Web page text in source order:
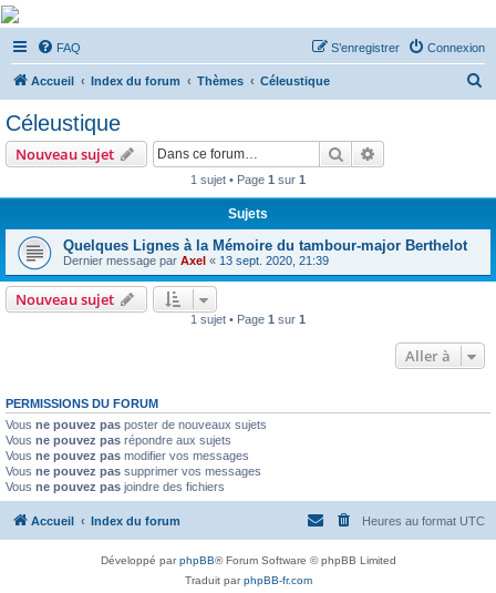
De Musicae Militari -
Forums
Forums de discussions
FAQ Connexion
S’enregistrer
Accueil Index du forum Thèmes Céleustique
Céleustique
Nouveau sujet Rechercher
1 sujet • Page 1 sur 1
Sujets
Quelques Lignes à la Mémoire du tambour-major Berthelot
Dernier message par Axel « 13 sept. 2020, 21:39
Nouveau sujet
1 sujet • Page 1 sur 1
Aller à
PERMISSIONS DU FORUM
Vous ne pouvez pas poster de nouveaux sujets
Vous ne pouvez pas répondre aux sujets
Vous ne pouvez pas modifier vos messages
Vous ne pouvez pas supprimer vos messages
Vous ne pouvez pas joindre des fichiers
Accueil Index du forum Heures au format UTC
Développé parphpBB® Forum Software © phpBB Limited
Traduit parphpBB-fr.com